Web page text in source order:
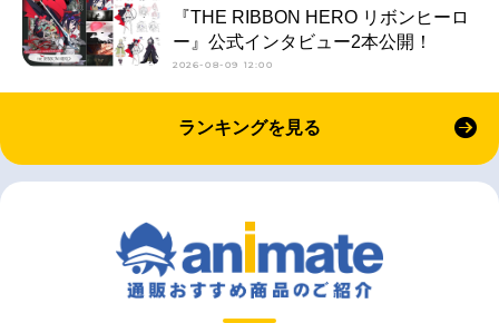
『THE RIBBON HERO リボンヒーロ
ー』公式インタビュー2本公開！
2026-08-09 12:00
ランキングを見る